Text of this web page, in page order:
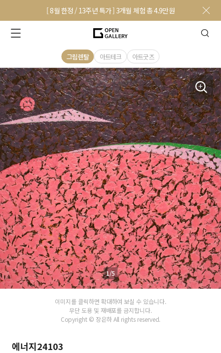
[ 8월 한정 / 13주년 특가 ] 3개월 체험 총 4.9만원
그림렌탈 아트테크 아트굿즈
1/5
이미지를 클릭하면 확대하여 보실 수 있습니다.
무단 도용 및 재배포를 금지합니다.
Copyright © 장은하 All rights reserved.
에너지24103